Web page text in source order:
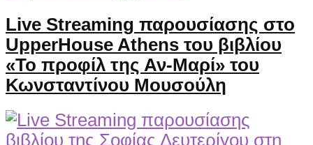
Live Streaming παρουσίασης στο
UpperHouse Athens του βιβλίου
«Το προφίλ της Αν-Μαρί» του
Κωνσταντίνου Μουσούλη